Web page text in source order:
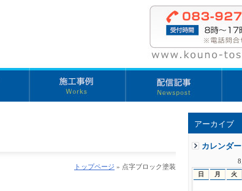
アーカイブ
カレンダー
日 月 火
トップページ » 点字ブロック塗装